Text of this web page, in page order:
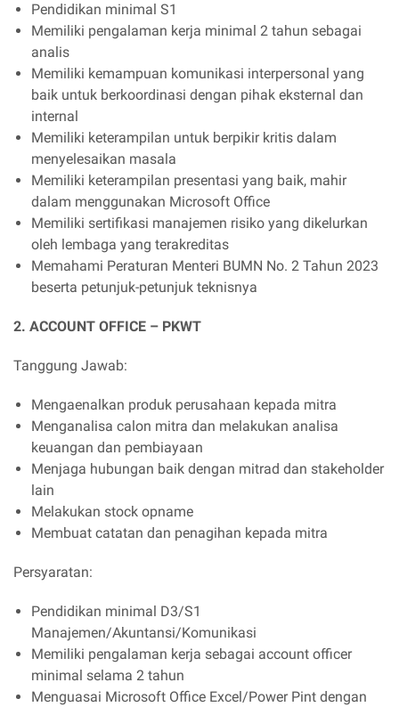
Pendidikan minimal S1
Memiliki pengalaman kerja minimal 2 tahun sebagai
analis
Memiliki kemampuan komunikasi interpersonal yang
baik untuk berkoordinasi dengan pihak eksternal dan
internal
Memiliki keterampilan untuk berpikir kritis dalam
menyelesaikan masala
Memiliki keterampilan presentasi yang baik, mahir
dalam menggunakan Microsoft Office
Memiliki sertifikasi manajemen risiko yang dikelurkan
oleh lembaga yang terakreditas
Memahami Peraturan Menteri BUMN No. 2 Tahun 2023
beserta petunjuk-petunjuk teknisnya
2. ACCOUNT OFFICE – PKWT
Tanggung Jawab:
Mengaenalkan produk perusahaan kepada mitra
Menganalisa calon mitra dan melakukan analisa
keuangan dan pembiayaan
Menjaga hubungan baik dengan mitrad dan stakeholder
lain
Melakukan stock opname
Membuat catatan dan penagihan kepada mitra
Persyaratan:
Pendidikan minimal D3/S1
Manajemen/Akuntansi/Komunikasi
Memiliki pengalaman kerja sebagai account officer
minimal selama 2 tahun
Menguasai Microsoft Office Excel/Power Pint dengan